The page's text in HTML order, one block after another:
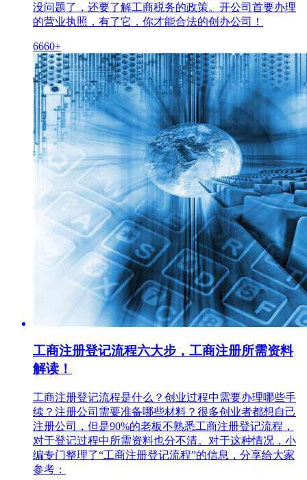
没问题了，还要了解工商税务的政策。开公司首要办理
的营业执照，有了它，你才能合法的创办公司！
6660+
工商注册登记流程六大步，工商注册所需资料
解读！
工商注册登记流程是什么？创业过程中需要办理哪些手
续？注册公司需要准备哪些材料？很多创业者都想自己
注册公司，但是90%的老板不熟悉工商注册登记流程，
对于登记过程中所需资料也分不清。对于这种情况，小
编专门整理了“工商注册登记流程”的信息，分享给大家
参考：